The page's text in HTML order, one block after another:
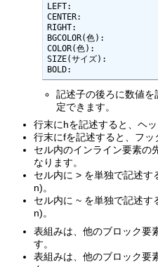
LEFT:
CENTER:
RIGHT:
BGCOLOR(色):
COLOR(色):
SIZE(サイズ):
BOLD:
記述子の後ろに数値
定できます。
行末にhを記述すると、ヘ
行末にfを記述すると、フッ
セル内のインライン要素の
なります。
セル内に > を単独で記述
n)。
セル内に ~ を単独で記述
n)。
表組みは、他のブロック要
す。
表組みは、他のブロック要